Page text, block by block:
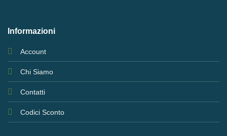
Informazioni
Account
Chi Siamo
Contatti
Codici Sconto